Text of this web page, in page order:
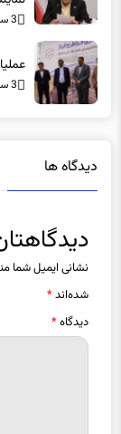
دیدگاه ها
نشانی ایمیل شما
شده‌اند*
دیدگاه